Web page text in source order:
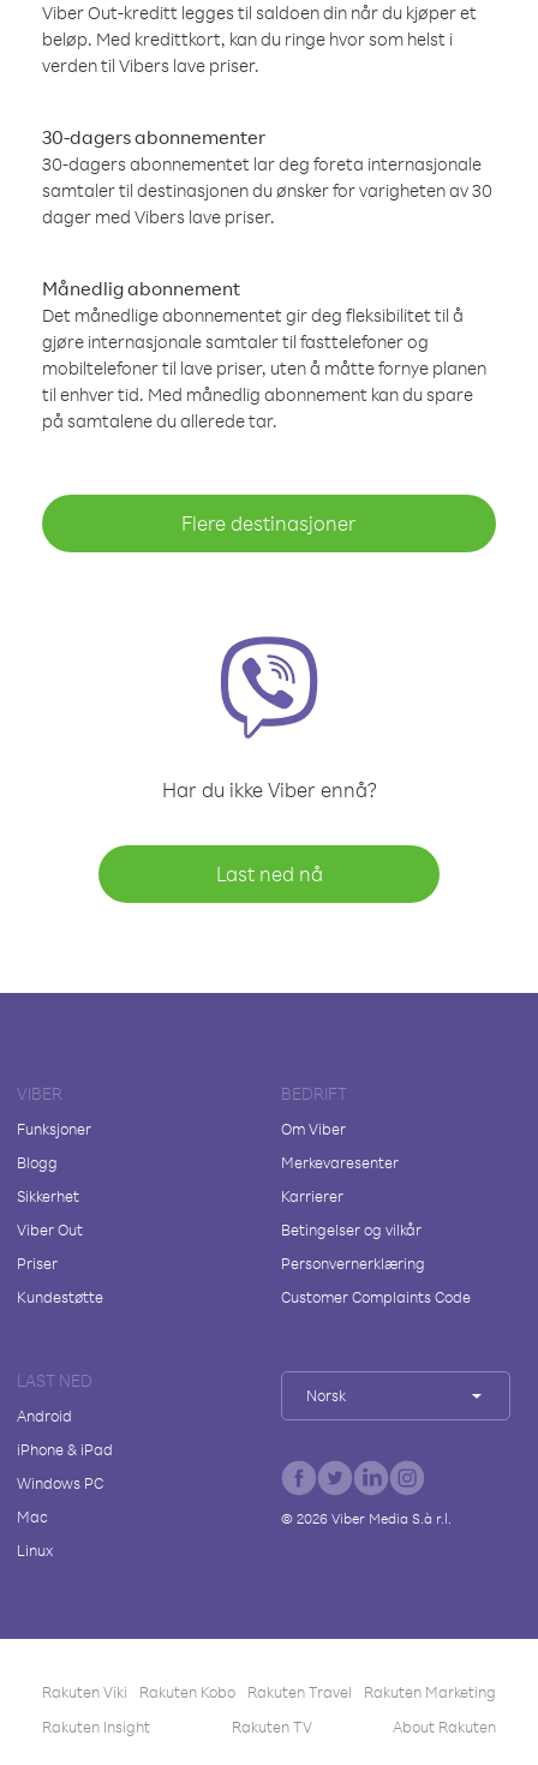
Viber Out-kreditt legges til saldoen din når du kjøper et
beløp. Med kredittkort, kan du ringe hvor som helst i
verden til Vibers lave priser.
30-dagers abonnementer
30-dagers abonnementet lar deg foreta internasjonale
samtaler til destinasjonen du ønsker for varigheten av 30
dager med Vibers lave priser.
Månedlig abonnement
Det månedlige abonnementet gir deg fleksibilitet til å
gjøre internasjonale samtaler til fasttelefoner og
mobiltelefoner til lave priser, uten å måtte fornye planen
til enhver tid. Med månedlig abonnement kan du spare
på samtalene du allerede tar.
Flere destinasjoner
Har du ikke Viber ennå?
Last ned nå
VIBER
Funksjoner
Blogg
Sikkerhet
Viber Out
Priser
Kundestøtte
BEDRIFT
Om Viber
Merkevaresenter
Karrierer
Betingelser og vilkår
Personvernerklæring
Customer Complaints Code
LAST NED
Android
iPhone & iPad
Windows PC
Mac
Linux
Norsk
© 2026Viber Media S.à r.l.
Rakuten Viki Rakuten Kobo Rakuten Travel
Rakuten Marketing
Rakuten Insight
Rakuten TV About Rakuten